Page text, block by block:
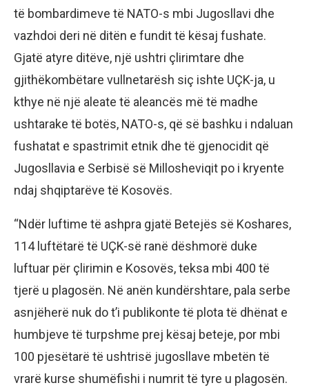
të bombardimeve të NATO-s mbi Jugosllavi dhe
vazhdoi deri në ditën e fundit të kësaj fushate.
Gjatë atyre ditëve, një ushtri çlirimtare dhe
gjithëkombëtare vullnetarësh siç ishte UÇK-ja, u
kthye në një aleate të aleancës më të madhe
ushtarake të botës, NATO-s, që së bashku i ndaluan
fushatat e spastrimit etnik dhe të gjenocidit që
Jugosllavia e Serbisë së Millosheviqit po i kryente
ndaj shqiptarëve të Kosovës.
“Ndër luftime të ashpra gjatë Betejës së Koshares,
114 luftëtarë të UÇK-së ranë dëshmorë duke
luftuar për çlirimin e Kosovës, teksa mbi 400 të
tjerë u plagosën. Në anën kundërshtare, pala serbe
asnjëherë nuk do t’i publikonte të plota të dhënat e
humbjeve të turpshme prej kësaj beteje, por mbi
100 pjesëtarë të ushtrisë jugosllave mbetën të
vrarë kurse shumëfishi i numrit të tyre u plagosën.